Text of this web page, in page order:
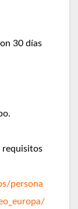
30 días
requisitos
persona